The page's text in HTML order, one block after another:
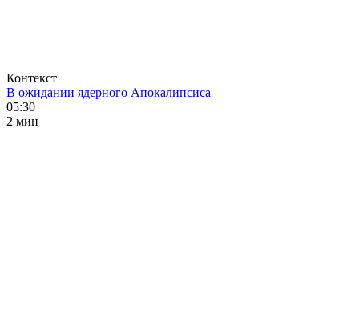
Контекст
В ожидании ядерного Апокалипсиса
05:30
2 мин